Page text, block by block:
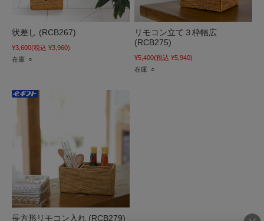
状差し (RCB267)
¥3,600(税込 ¥3,960)
在庫 ○
リモコン立て３枠幅広
(RCB275)
¥5,400(税込 ¥5,940)
在庫 ○
長方形リモコン入れ (RCB279)